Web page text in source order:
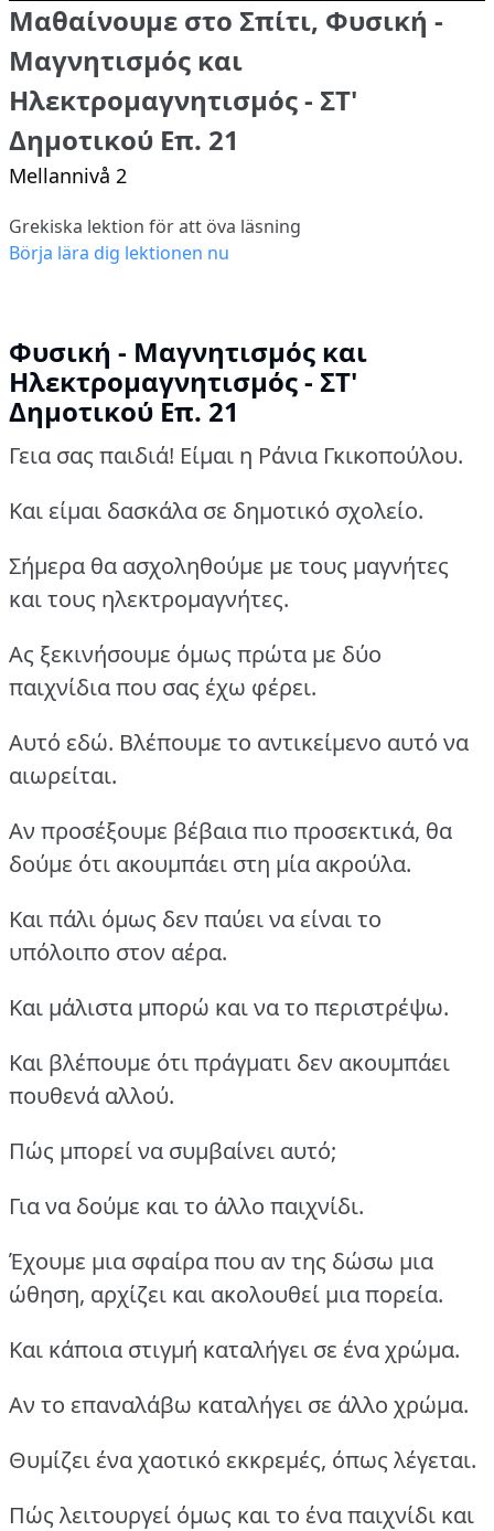
Μαθαίνουμε στο Σπίτι, Φυσική -
Μαγνητισμός και
Ηλεκτρομαγνητισμός - ΣΤ'
Δημοτικού Επ. 21
Mellannivå 2
Grekiska lektion för att öva läsning
Börja lära dig lektionen nu
Φυσική - Μαγνητισμός και
Ηλεκτρομαγνητισμός - ΣΤ'
Δημοτικού Επ. 21
Γεια σας παιδιά! Είμαι η Ράνια Γκικοπούλου.
Kαι είμαι δασκάλα σε δημοτικό σχολείο.
Σήμερα θα ασχοληθούμε με τους μαγνήτες
και τους ηλεκτρομαγνήτες.
Ας ξεκινήσουμε όμως πρώτα με δύο
παιχνίδια που σας έχω φέρει.
Αυτό εδώ. Βλέπουμε το αντικείμενο αυτό να
αιωρείται.
Αν προσέξουμε βέβαια πιο προσεκτικά, θα
δούμε ότι ακουμπάει στη μία ακρούλα.
Και πάλι όμως δεν παύει να είναι το
υπόλοιπο στον αέρα.
Και μάλιστα μπορώ και να το περιστρέψω.
Και βλέπουμε ότι πράγματι δεν ακουμπάει
πουθενά αλλού.
Πώς μπορεί να συμβαίνει αυτό;
Για να δούμε και το άλλο παιχνίδι.
Έχουμε μια σφαίρα που αν της δώσω μια
ώθηση, αρχίζει και ακολουθεί μια πορεία.
Και κάποια στιγμή καταλήγει σε ένα χρώμα.
Αν το επαναλάβω καταλήγει σε άλλο χρώμα.
Θυμίζει ένα χαοτικό εκκρεμές, όπως λέγεται.
Πώς λειτουργεί όμως και το ένα παιχνίδι και